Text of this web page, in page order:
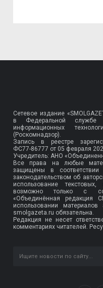
Сетевое издание
в Федеральной
информационных
(Роскомнадзор).
Запись в реестре
ФС77-86777 от 05 февраля
Учредитель: АНО
Все права на любые
защищены в
законодательством об
использование
возможно только с
«Объединённая редакция
использовании
smolgazeta.ru обязательна.
Редакция не несет
комментариях читателей.